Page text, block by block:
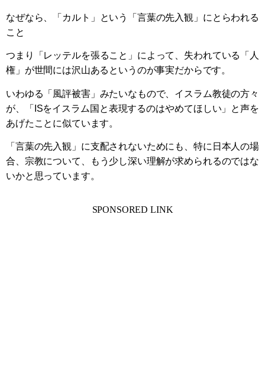
なぜなら、「カルト」という「言葉の先入観」にとらわれる
こと
つまり「レッテルを張ること」によって、失われている「人
権」が世間には沢山あるというのが事実だからです。
いわゆる「風評被害」みたいなもので、イスラム教徒の方々
が、「ISをイスラム国と表現するのはやめてほしい」と声を
あげたことに似ています。
「言葉の先入観」に支配されないためにも、特に日本人の場
合、宗教について、もう少し深い理解が求められるのではな
いかと思っています。
SPONSORED LINK